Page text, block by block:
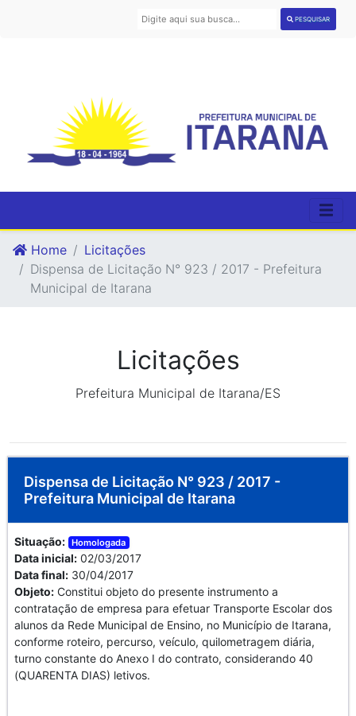
PESQUISAR
Home
Licitações
Dispensa de Licitação N° 923 / 2017 - Prefeitura
Municipal de Itarana
Licitações
Prefeitura Municipal de Itarana/ES
Dispensa de Licitação N° 923 / 2017 -
Prefeitura Municipal de Itarana
Situação: Homologada
Data inicial: 02/03/2017
Data final: 30/04/2017
Objeto: Constitui objeto do presente instrumento a
contratação de empresa para efetuar Transporte Escolar dos
alunos da Rede Municipal de Ensino, no Município de Itarana,
conforme roteiro, percurso, veículo, quilometragem diária,
turno constante do Anexo I do contrato, considerando 40
(QUARENTA DIAS) letivos.